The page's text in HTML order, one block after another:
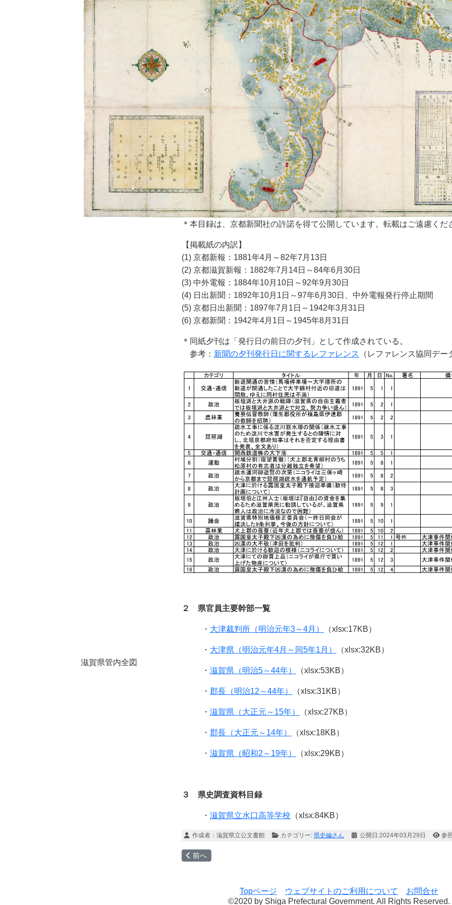
滋賀県管内全図
所蔵資料について
特定歴史公文書、行政資料等
資料の探し方
検索システムの利用方法
デジタル展示
過去の展示資料
資料目録
エクセル形式の旧目録
学校連携
授業活用のための資料画像等
県史編さん
滋賀県史の編さん
県史関係データベース
１ 京都新聞記事目録
京都新聞（前身の新聞を含む）記事のうち、滋賀県に係る重要なものの
1881 1882 1883 1884 1885 1886 1887
1891
1893 1894 1895 1897
1901
1903 1904 1905 1907
1911
1913 1914 1915 1916 1917
1921
1923 1924 1925 1927
1931
1932 1933 1934 1935 1936 1937
1941
1942 1943 1944 1945
＊数字は発刊年、ファイル形式は「.xlsx」
＊目録中の日付は記事欄外記載の発行日
＊本目録は、京都新聞社の許諾を得て公開しています。転載はご遠慮くだ
【掲載紙の内訳】
(1) 京都新報：1881年4月～82年7月13日
(2) 京都滋賀新報：1882年7月14日～84年6月30日
(3) 中外電報：1884年10月10日～92年9月30日
(4) 日出新聞：1892年10月1日～97年6月30日、中外電報発行停止期間
(5) 京都日出新聞：1897年7月1日～1942年3月31日
(6) 京都新聞：1942年4月1日～1945年8月31日
＊同紙夕刊は「発行日の前日の夕刊」として作成されている。
参考： 新聞の夕刊発行日に関するレファレンス （レファレンス協同デー
２ 県官員主要幹部一覧
・ 大津裁判所（明治元年3～4月） （xlsx:17KB）
・ 大津県（明治元年4月～同5年1月） （xlsx:32KB）
・ 滋賀県（明治5～44年） （xlsx:53KB）
・ 郡長（明治12～44年） （xlsx:31KB）
・ 滋賀県（大正元～15年） （xlsx:27KB）
・ 郡長（大正元～14年） （xlsx:18KB）
・ 滋賀県（昭和2～19年） （xlsx:29KB）
３ 県史調査資料目録
・ 滋賀県立水口高等学校 （xlsx:84KB）
作成者： 滋賀県立公文書館 カテゴリー: 県史編さん 公開日:2024年03月29日 参
前の記事へ: 第２回県史編さん企画展「大正時代の出発と湖国の発展―新聞でたど
前へ
Topページ ウェブサイトのご利用について
お問合せ
©2020 by Shiga Prefectural Government. All Rights Reserved.